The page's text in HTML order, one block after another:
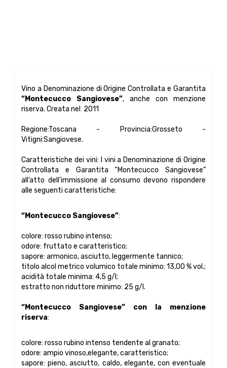
Vino a Denominazione di Origine Controllata e Garantita
“Montecucco Sangiovese”, anche con menzione
riserva. Creata nel 2011
Regione:Toscana - Provincia:Grosseto -
Vitigni:Sangiovese.
Caratteristiche dei vini: I vini a Denominazione di Origine
Controllata e Garantita “Montecucco Sangiovese”
all’atto dell’immissione al consumo devono rispondere
alle seguenti caratteristiche:
“Montecucco Sangiovese”:
colore: rosso rubino intenso;
odore: fruttato e caratteristico;
sapore: armonico, asciutto, leggermente tannico;
titolo alcol metrico volumico totale minimo: 13,00 % vol.;
acidità totale minima: 4,5 g/l;
estratto non riduttore minimo: 25 g/l.
“Montecucco Sangiovese” con la menzione
riserva:
colore: rosso rubino intenso tendente al granato;
odore: ampio vinoso,elegante, caratteristico;
sapore: pieno, asciutto, caldo, elegante, con eventuale